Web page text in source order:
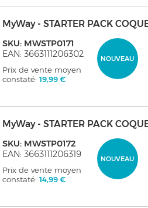
MyWay - STARTER PACK
NOUVEAU
SKU: MWSTP0171
EAN: 3663111206302
Prix de vente moyen
constaté:19,99 €
MyWay - STARTER PACK
NOUVEAU
SKU: MWSTP0172
EAN: 3663111206319
Prix de vente moyen
constaté:14,99 €